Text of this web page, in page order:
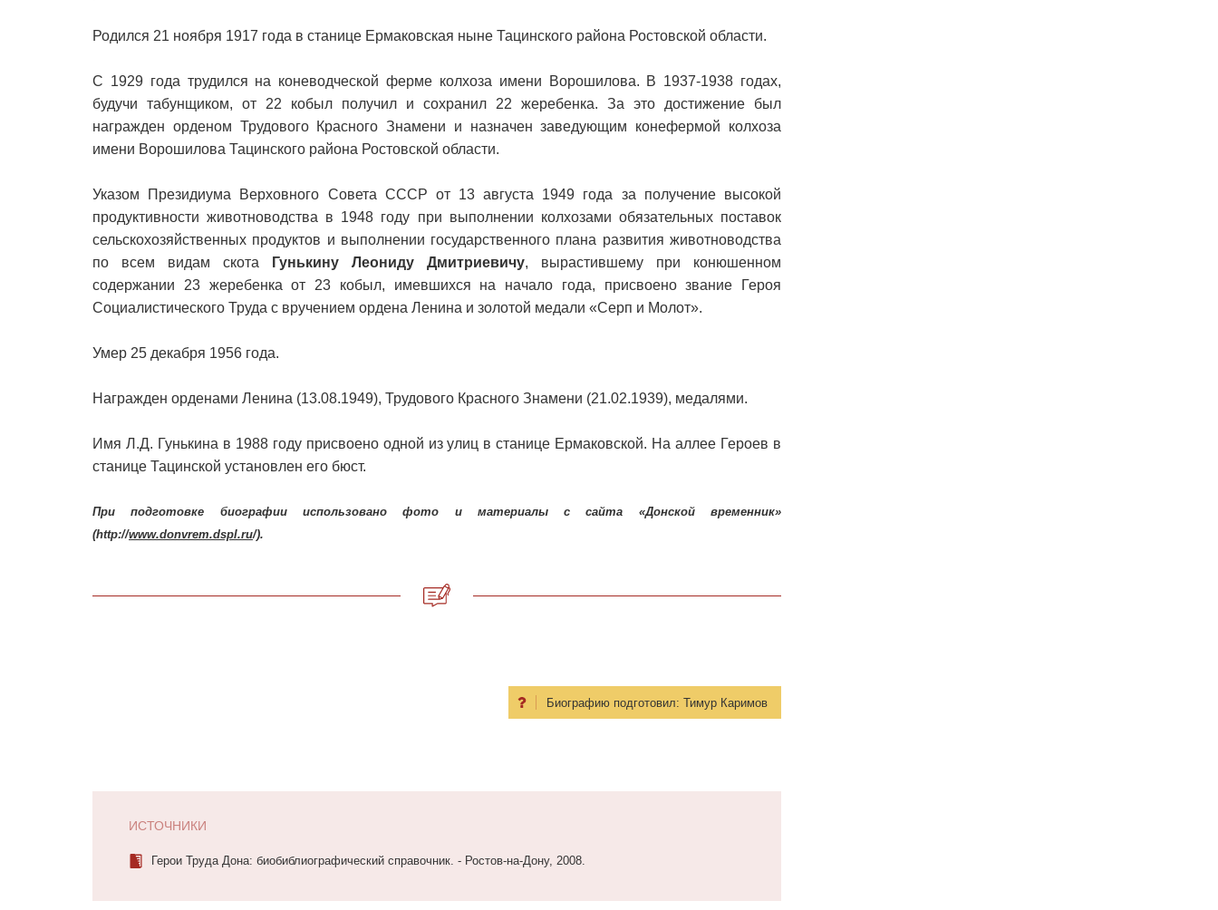
Родился 21 ноября 1917 года в станице Ермаковская ныне Тацинского района Ростовской области.
С 1929 года трудился на коневодческой ферме колхоза имени Ворошилова. В 1937-1938 годах,
будучи табунщиком, от 22 кобыл получил и сохранил 22 жеребенка. За это достижение был
награжден орденом Трудового Красного Знамени и назначен заведующим конефермой колхоза
имени Ворошилова Тацинского района Ростовской области.
Указом Президиума Верховного Совета СССР от 13 августа 1949 года за получение высокой
продуктивности животноводства в 1948 году при выполнении колхозами обязательных поставок
сельскохозяйственных продуктов и выполнении государственного плана развития животноводства
по всем видам скота
Гунькину Леониду Дмитриевичу, вырастившему при конюшенном
содержании 23 жеребенка от 23 кобыл, имевшихся на начало года, присвоено звание Героя
Социалистического Труда с вручением ордена Ленина и золотой медали «Серп и Молот».
Умер 25 декабря 1956 года.
Награжден орденами Ленина (13.08.1949), Трудового Красного Знамени (21.02.1939), медалями.
Имя Л.Д. Гунькина в 1988 году присвоено одной из улиц в станице Ермаковской. На аллее Героев в
станице Тацинской установлен его бюст.
При подготовке биографии использовано фото и материалы с сайта «Донской временник»
(http://www.donvrem.dspl.ru/).
Биографию подготовил: Тимур Каримов
ИСТОЧНИКИ
Герои Труда Дона: биобиблиографический справочник. - Ростов-на-Дону, 2008.